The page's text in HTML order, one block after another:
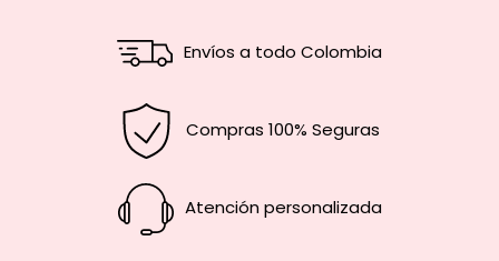
Envíos a todo Colombia
Compras 100% Seguras
Atención personalizada